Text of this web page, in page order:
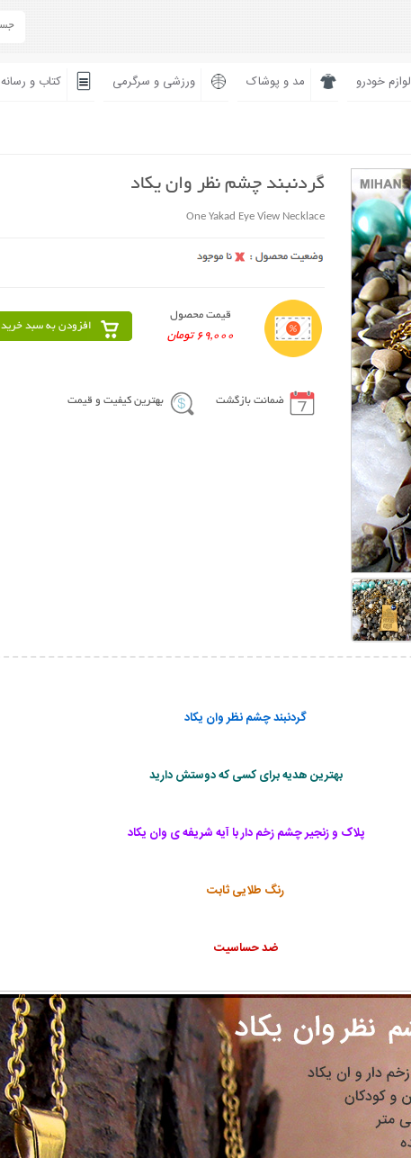
لوازم خودرو مد و پوشاک ورزشی و سرگرمی کتاب و رسانه
گردنبند چشم نظر وان یکاد
One Yakad Eye View Necklace
قیمت محصول
69,000 تومان
افزودن به سبد خرید
ضمانت بازگشت بهترین کیفیت و قیمت
گردنبند چشم نظر وان یکاد
بهترین هدیه برای کسی که دوستش دارید
پلاک و زنجیر چشم زخم داربا آیه شریفه ی وان یکاد
رنگ طلایی ثابت
ضد حساسیت